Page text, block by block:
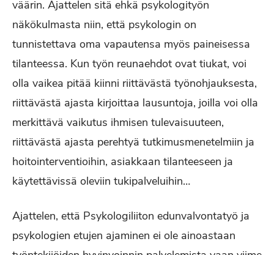
väärin. Ajattelen sitä ehkä psykologityön
näkökulmasta niin, että psykologin on
tunnistettava oma vapautensa myös paineisessa
tilanteessa. Kun työn reunaehdot ovat tiukat, voi
olla vaikea pitää kiinni riittävästä työnohjauksesta,
riittävästä ajasta kirjoittaa lausuntoja, joilla voi olla
merkittävä vaikutus ihmisen tulevaisuuteen,
riittävästä ajasta perehtyä tutkimusmenetelmiin ja
hoitointerventioihin, asiakkaan tilanteeseen ja
käytettävissä oleviin tukipalveluihin…
Ajattelen, että Psykologiliiton edunvalvontatyö ja
psykologien etujen ajaminen ei ole ainoastaan